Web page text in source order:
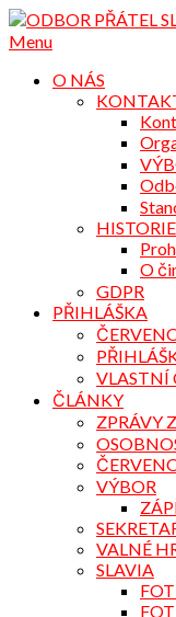
Přejdi
na
Menu
O NÁS
HISTORIE
O
GDPR
PŘIHLÁŠKA
VLASTNÍ
ČLÁNKY
ZPRÁVY
VÝBOR
VALNÉ
SLAVIA